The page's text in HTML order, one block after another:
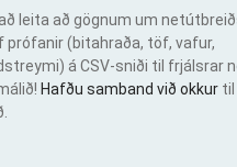
leita að gögnum um
prófanir (bitahraða, töf, vafur,
á CSV-sniði til frjálsrar
Hafðu samband við okkur til